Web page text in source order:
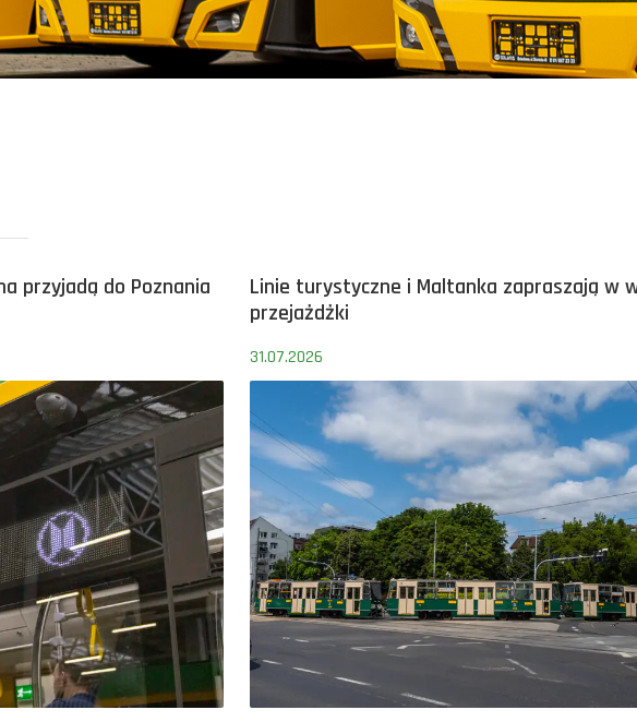
przyjadą do Poznania
Linie turystyczne i Maltanka zapraszają w
przejażdżki
31.07.2026